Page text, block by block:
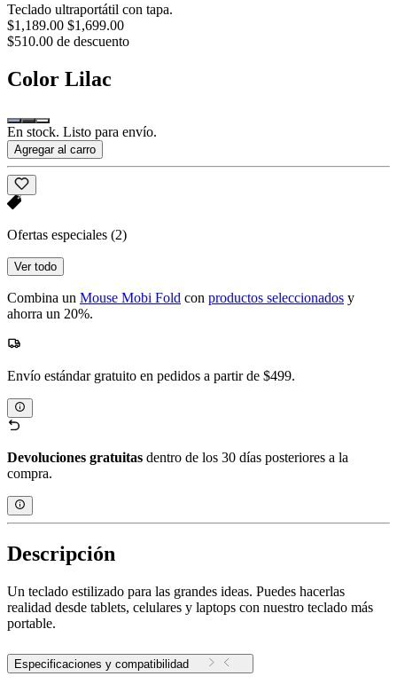
Teclado ultraportátil con tapa.
$1,189.00 $1,699.00
$510.00 de descuento
Color Lilac
En stock. Listo para envío.
Agregar al carro
Ofertas especiales (2)
Ver todo
Combina un Mouse Mobi Fold con productos seleccionados y
ahorra un 20%.
Envío estándar gratuito en pedidos a partir de $499.
Devoluciones gratuitas dentro de los 30 días posteriores a la
compra.
Descripción
Un teclado estilizado para las grandes ideas. Puedes hacerlas
realidad desde tablets, celulares y laptops con nuestro teclado más
portable.
Especificaciones y compatibilidad